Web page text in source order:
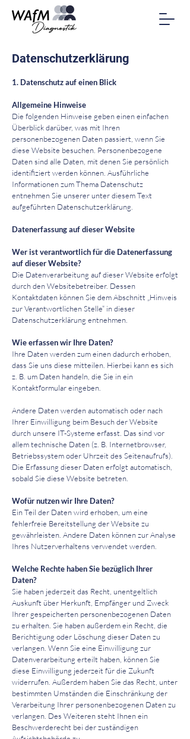
Datenschutzerklärung
1. Datenschutz auf einen Blick
Allgemeine Hinweise
Die folgenden Hinweise geben einen einfachen
Überblick darüber, was mit Ihren
personenbezogenen Daten passiert, wenn Sie
diese Website besuchen. Personenbezogene
Daten sind alle Daten, mit denen Sie persönlich
identifiziert werden können. Ausführliche
Informationen zum Thema Datenschutz
entnehmen Sie unserer unter diesem Text
aufgeführten Datenschutzerklärung.
Datenerfassung auf dieser Website
Wer ist verantwortlich für die Datenerfassung
auf dieser Website?
Die Datenverarbeitung auf dieser Website erfolgt
durch den Websitebetreiber. Dessen
Kontaktdaten können Sie dem Abschnitt „Hinweis
zur Verantwortlichen Stelle“ in dieser
Datenschutzerklärung entnehmen.
Wie erfassen wir Ihre Daten?
Ihre Daten werden zum einen dadurch erhoben,
dass Sie uns diese mitteilen. Hierbei kann es sich
z. B. um Daten handeln, die Sie in ein
Kontaktformular eingeben.
Andere Daten werden automatisch oder nach
Ihrer Einwilligung beim Besuch der Website
durch unsere IT-Systeme erfasst. Das sind vor
allem technische Daten (z. B. Internetbrowser,
Betriebssystem oder Uhrzeit des Seitenaufrufs).
Die Erfassung dieser Daten erfolgt automatisch,
sobald Sie diese Website betreten.
Wofür nutzen wir Ihre Daten?
Ein Teil der Daten wird erhoben, um eine
fehlerfreie Bereitstellung der Website zu
gewährleisten. Andere Daten können zur Analyse
Ihres Nutzerverhaltens verwendet werden.
Welche Rechte haben Sie bezüglich Ihrer
Daten?
Sie haben jederzeit das Recht, unentgeltlich
Auskunft über Herkunft, Empfänger und Zweck
Ihrer gespeicherten personenbezogenen Daten
zu erhalten. Sie haben außerdem ein Recht, die
Berichtigung oder Löschung dieser Daten zu
verlangen. Wenn Sie eine Einwilligung zur
Datenverarbeitung erteilt haben, können Sie
diese Einwilligung jederzeit für die Zukunft
widerrufen. Außerdem haben Sie das Recht, unter
bestimmten Umständen die Einschränkung der
Verarbeitung Ihrer personenbezogenen Daten zu
verlangen. Des Weiteren steht Ihnen ein
Beschwerderecht bei der zuständigen